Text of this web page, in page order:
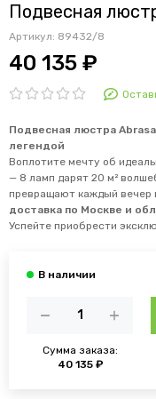
Подвесная
Артикул: 89432/8
40 135 ₽
Подвесная люстра
легендой
Воплотите мечту об
— 8 ламп дарят 20 м²
превращают каждый вечер
доставка по Москве и
Успейте приобрести
Сумма заказа:
40 135 ₽